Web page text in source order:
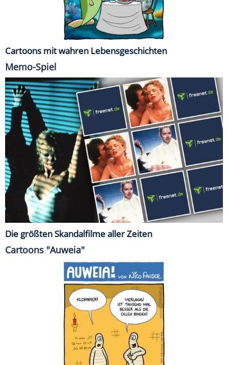
Cartoons mit wahren Lebensgeschichten
Memo-Spiel
Die größten Skandalfilme aller Zeiten
Cartoons "Auweia"